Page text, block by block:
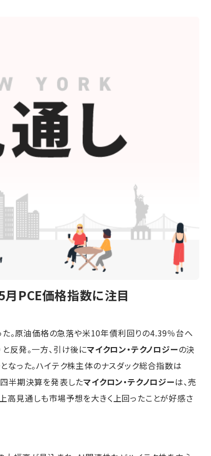
PCE価格指数に注目
。原油価格の急落や米10年債利回りの4.39％台へ
反発。一方、引け後にマイクロン・テクノロジーの決
なった。ハイテク株主体のナスダック総合指数は
半期決算を発表したマイクロン・テクノロジーは、売
見通しも市場予想を大きく上回ったことが好感さ